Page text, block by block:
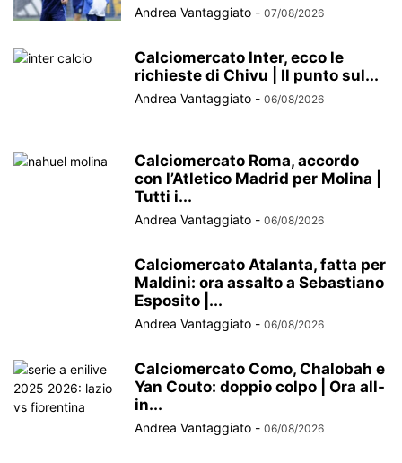
Andrea Vantaggiato - 07/08/2026
Calciomercato Inter, ecco le
richieste di Chivu | Il punto sul...
Andrea Vantaggiato - 06/08/2026
Calciomercato Roma, accordo
con l’Atletico Madrid per Molina |
Tutti i...
Andrea Vantaggiato - 06/08/2026
Calciomercato Atalanta, fatta per
Maldini: ora assalto a Sebastiano
Esposito |...
Andrea Vantaggiato - 06/08/2026
Calciomercato Como, Chalobah e
Yan Couto: doppio colpo | Ora all-
in...
Andrea Vantaggiato - 06/08/2026